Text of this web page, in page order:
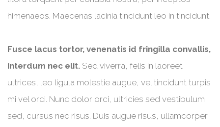
himenaeos. Maecenas lacinia tincidunt leo in tincidunt.
Fusce lacus tortor, venenatis id fringilla convallis,
interdum nec elit. Sed viverra, felis in laoreet
ultrices, leo ligula molestie augue, vel tincidunt turpis
mi vel orci. Nunc dolor orci, ultricies sed vestibulum
sed, cursus nec risus. Duis augue risus, ullamcorper